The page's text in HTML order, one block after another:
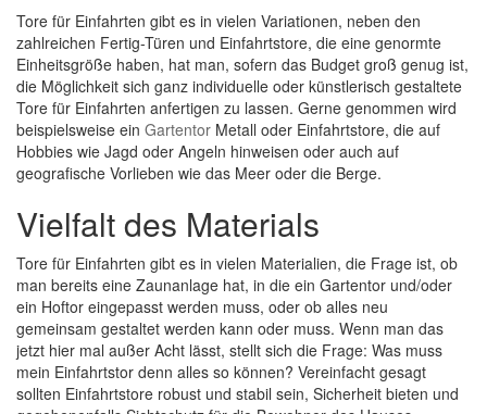
Tore für Einfahrten gibt es in vielen Variationen, neben den
zahlreichen Fertig-Türen und Einfahrtstore, die eine genormte
Einheitsgröße haben, hat man, sofern das Budget groß genug ist,
die Möglichkeit sich ganz individuelle oder künstlerisch gestaltete
Tore für Einfahrten anfertigen zu lassen. Gerne genommen wird
beispielsweise ein Gartentor Metall oder Einfahrtstore, die auf
Hobbies wie Jagd oder Angeln hinweisen oder auch auf
geografische Vorlieben wie das Meer oder die Berge.
Vielfalt des Materials
Tore für Einfahrten gibt es in vielen Materialien, die Frage ist, ob
man bereits eine Zaunanlage hat, in die ein Gartentor und/oder
ein Hoftor eingepasst werden muss, oder ob alles neu
gemeinsam gestaltet werden kann oder muss. Wenn man das
jetzt hier mal außer Acht lässt, stellt sich die Frage: Was muss
mein Einfahrtstor denn alles so können? Vereinfacht gesagt
sollten Einfahrtstore robust und stabil sein, Sicherheit bieten und